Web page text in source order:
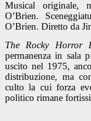
Musical originale,
O’Brien.
O’Brien. Diretto da
The Rocky Horror
permanenza in sala
uscito nel 1975,
distribuzione, ma
culto la cui forza
politico rimane